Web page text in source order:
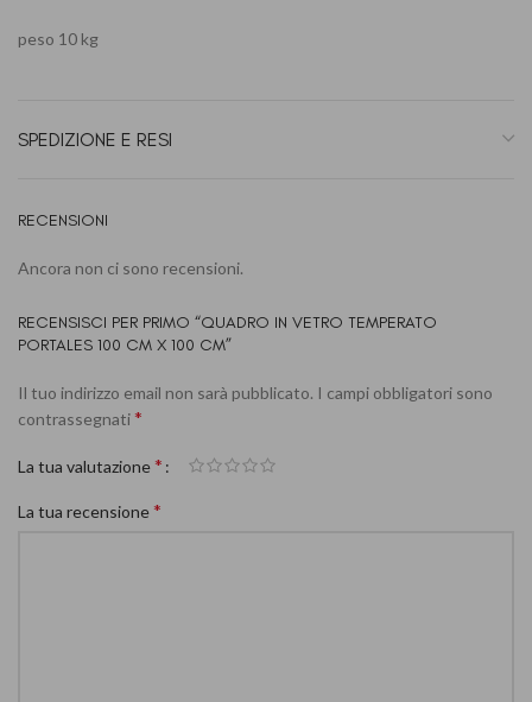
peso 10 kg
SPEDIZIONE E RESI
RECENSIONI
Ancora non ci sono recensioni.
RECENSISCI PER PRIMO “QUADRO IN VETRO TEMPERATO
PORTALES 100 CM X 100 CM”
Il tuo indirizzo email non sarà pubblicato. I campi obbligatori sono
contrassegnati*
La tua valutazione*
La tua recensione*